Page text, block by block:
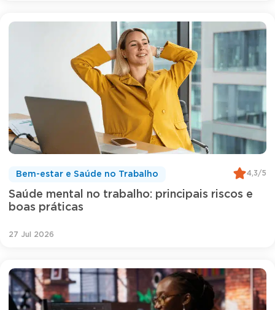
Saúde mental no trabalho: principais riscos e
boas práticas
Bem-estar e Saúde no Trabalho 4,3/5
27 Jul 2026